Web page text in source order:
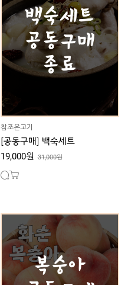
참조은고기
[공동구매] 백숙세트
19,000원 31,000원